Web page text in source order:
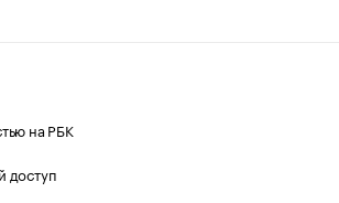
на РБК
доступ